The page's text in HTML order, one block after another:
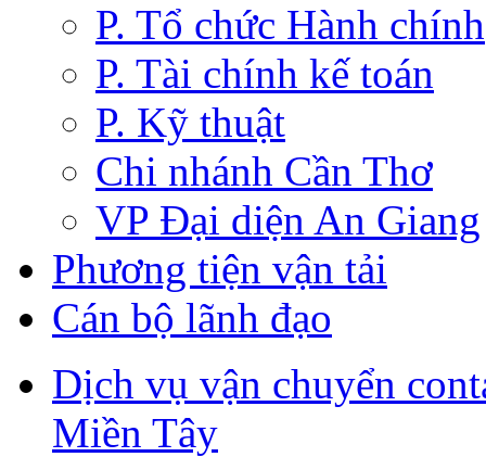
P. Tổ chức Hành chính
P. Tài chính kế toán
P. Kỹ thuật
Chi nhánh Cần Thơ
VP Đại diện An Giang
Phương tiện vận tải
Cán bộ lãnh đạo
Dịch vụ vận chuyển
Miền Tây